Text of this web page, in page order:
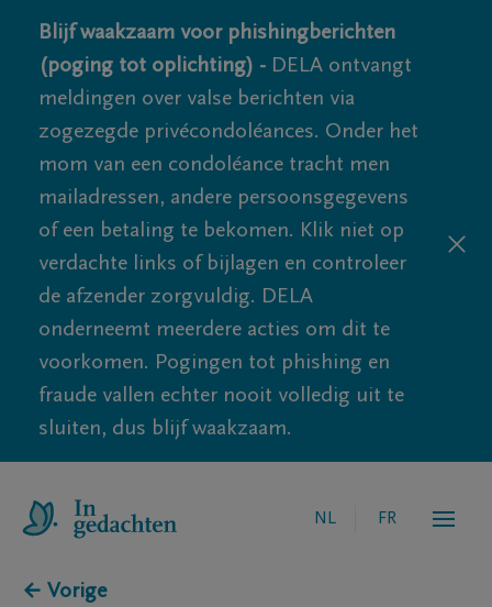
Blijf waakzaam voor phishingberichten
(poging tot oplichting) - DELA ontvangt
meldingen over valse berichten via
zogezegde privécondoléances. Onder het
mom van een condoléance tracht men
mailadressen, andere persoonsgegevens
of een betaling te bekomen. Klik niet op
verdachte links of bijlagen en controleer
de afzender zorgvuldig. DELA
onderneemt meerdere acties om dit te
voorkomen. Pogingen tot phishing en
fraude vallen echter nooit volledig uit te
sluiten, dus blijf waakzaam.
NL FR
← Vorige